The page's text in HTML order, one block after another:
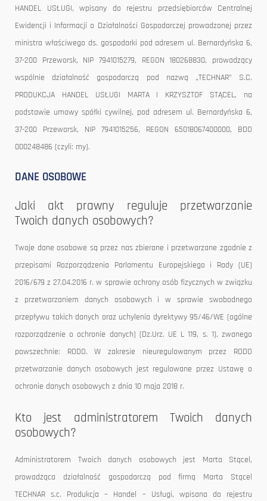
HANDEL USŁUGI, wpisany do rejestru przedsiębiorców Centralnej
Ewidencji i Informacji o Działalności Gospodarczej prowadzonej przez
ministra właściwego ds. gospodarki pod adresem ul. Bernardyńska 6,
37-200 Przeworsk, NIP 7941015279, REGON 180268830, prowadzący
wspólnie działalność gospodarczą pod nazwą „TECHNAR” S.C.
PRODUKCJA HANDEL USŁUGI MARTA I KRZYSZTOF STĄCEL, na
podstawie umowy spółki cywilnej, pod adresem ul. Bernardyńska 6,
37-200 Przeworsk, NIP 7941015256, REGON 65018067400000, BDO
000248486 (czyli: my).
DANE OSOBOWE
Jaki akt prawny reguluje przetwarzanie
Twoich danych osobowych?
Twoje dane osobowe są przez nas zbierane i przetwarzane zgodnie z
przepisami Rozporządzenia Parlamentu Europejskiego i Rady (UE)
2016/679 z 27.04.2016 r. w sprawie ochrony osób fizycznych w związku
z przetwarzaniem danych osobowych i w sprawie swobodnego
przepływu takich danych oraz uchylenia dyrektywy 95/46/WE (ogólne
rozporządzenie o ochronie danych) (Dz.Urz. UE L 119, s. 1), zwanego
powszechnie: RODO. W zakresie nieuregulowanym przez RODO
przetwarzanie danych osobowych jest regulowane przez Ustawę o
ochronie danych osobowych z dnia 10 maja 2018 r.
Kto jest administratorem Twoich danych
osobowych?
Administratorem Twoich danych osobowych jest Marta Stącel,
prowadząca działalność gospodarczą pod firmą Marta Stącel
TECHNAR s.c. Produkcja – Handel – Usługi, wpisana do rejestru